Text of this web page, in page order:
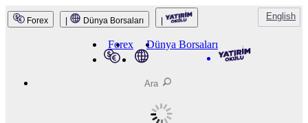
QNB Invest
Forex Dünya Borsaları English
Forex Dünya Borsaları